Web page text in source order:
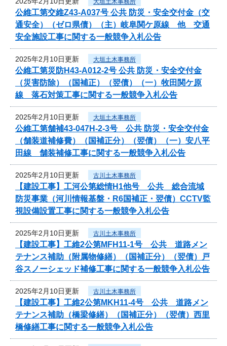
大垣土木事務所
公維工第交維Z43-A037号 公共 防災・安全交付金（交
通安全）（ゼロ県債）（主）岐阜関ケ原線 他 交通
安全施設工事に関する一般競争入札公告
2025年2月10日更新 大垣土木事務所
公維工第災防H43-A012-2号 公共 防災・安全交付金
（災害防除）（国補正）（翌債）（一）牧田関ケ原
線 落石対策工事に関する一般競争入札公告
2025年2月10日更新 大垣土木事務所
公維工第舗補43-047H-2-3号 公共 防災・安全交付金
（舗装道補修費）（国補正分）（翌債）（一）安八平
田線 舗装補修工事に関する一般競争入札公告
2025年2月10日更新 古川土木事務所
【建設工事】工河公第総情H1他号 公共 総合流域
防災事業（河川情報基盤・R6国補正・翌債）CCTV監
視設備設置工事に関する一般競争入札公告
2025年2月10日更新 古川土木事務所
【建設工事】工維2公第MFH11-1号 公共 道路メン
テナンス補助（附属物修繕）（国補正分）（翌債）戸
谷スノーシェッド補修工事に関する一般競争入札公告
2025年2月10日更新 古川土木事務所
【建設工事】工維2公第MKH11-4号 公共 道路メン
テナンス補助（橋梁修繕）（国補正分）（翌債）西里
橋修繕工事に関する一般競争入札公告